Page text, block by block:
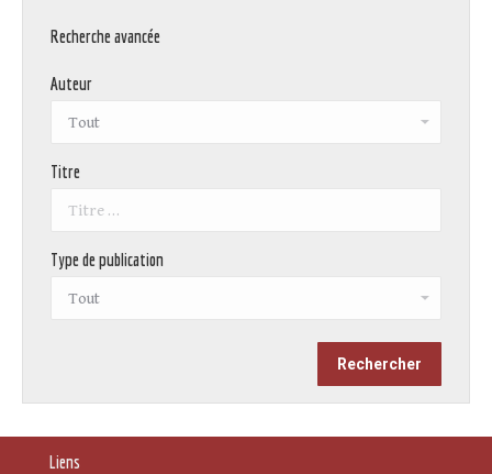
Recherche avancée
Auteur
Titre
Type de publication
Liens